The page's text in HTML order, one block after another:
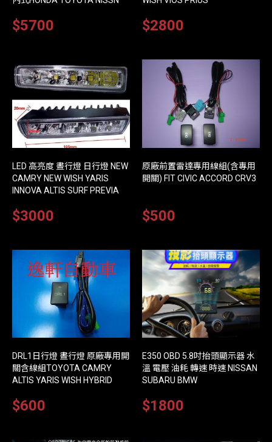
$5700 $2800
LED 高亮度 晝行燈 日行燈 NEW
CAMRY NEW WISH YARIS
INNOVA ALTIS SURF PREVIA
$3000
原廠前置雷達專用線組(含專用
開關) FIT CIVIC ACCORD CRV3
$500
DRL1日行燈 晝行燈 原廠專用開
關含線組TOYOTA CAMRY
ALTIS YARIS WISH HYBRID
$600
E350 OBD 5.8吋抬頭顯示器 水
溫 電壓 油耗 轉速 時速 NISSAN
SUBARU BMW
$1800